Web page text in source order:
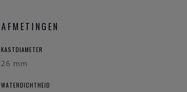
AFMETINGEN
KASTDIAMETER
26 mm
WATERDICHTHEID